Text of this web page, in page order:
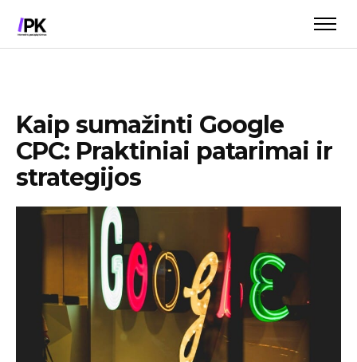
Kaip sumažinti Google
CPC: Praktiniai patarimai ir
strategijos